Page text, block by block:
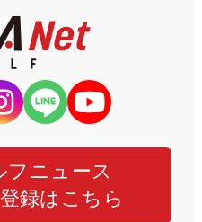
フニュース
録はこちら